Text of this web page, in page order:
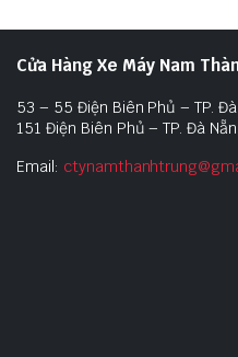
Cửa Hàng Xe Máy Nam
53 – 55 Điện Biên Phủ – TP.
151 Điện Biên Phủ – TP. Đà
Email: